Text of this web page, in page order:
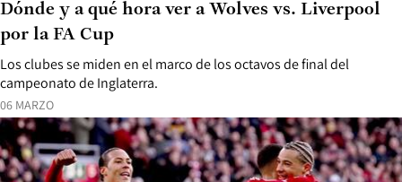
06 MARZO
Los clubes se miden en el marco de los octavos de final del
campeonato de Inglaterra.
Dónde y a qué hora ver a Wolves vs. Liverpool
por la FA Cup